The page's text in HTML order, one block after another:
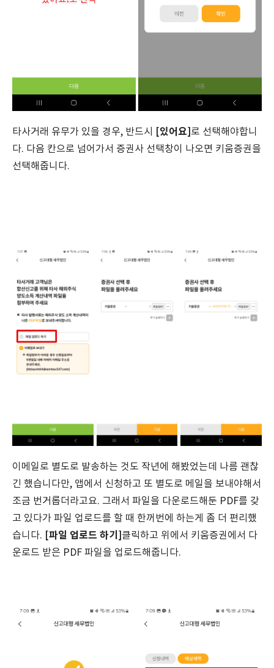
타사거래 유무가 있을 경우, 반드시 [있어요] 로 선택해야합니
다. 다음 칸으로 넘어가서 증권사 선택창이 나오면 키움증권을
선택해줍니다.
이메일로 별도로 발송하는 것도 작년에 해봤었는데 나름 괜찮
긴 했습니다만, 앱에서 신청하고 또 별도로 메일을 보내야해서
조금 번거롭더라고요. 그래서 파일을 다운로드해둔 PDF를 갖
고 있다가 파일 업로드를 할 때 한꺼번에 하는게 좀 더 편리했
습니다. [파일 업로드 하기] 클릭하고 위에서 키움증권에서 다
운로드 받은 PDF 파일을 업로드해줍니다.